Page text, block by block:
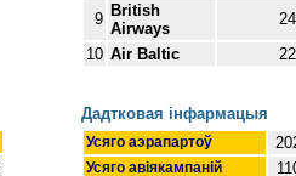
9 British
Airways
24
10 Air Baltic 22
Дадтковая інфармацыя
Усяго аэрапартоў
Усяго авіякампаній